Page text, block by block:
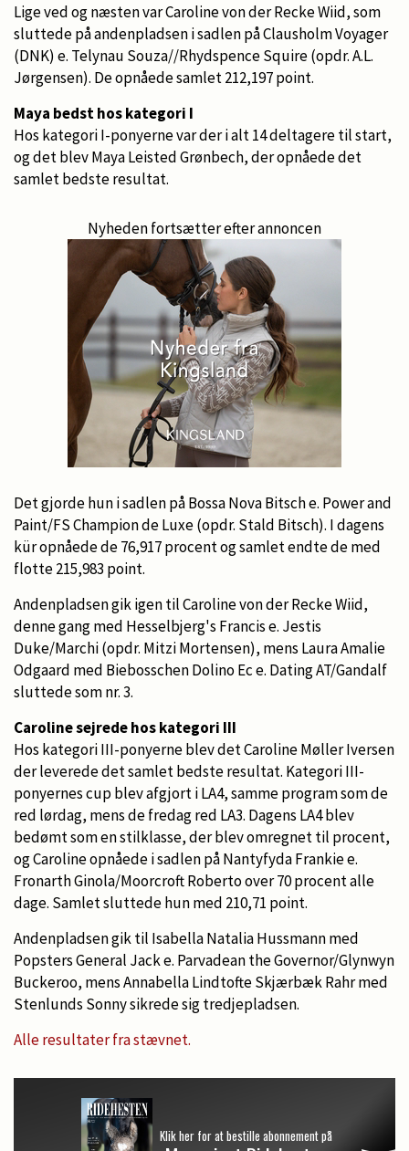
Lige ved og næsten var Caroline von der Recke Wiid, som
sluttede på andenpladsen i sadlen på Clausholm Voyager
(DNK) e. Telynau Souza//Rhydspence Squire (opdr. A.L.
Jørgensen). De opnåede samlet 212,197 point.
Maya bedst hos kategori I
Hos kategori I-ponyerne var der i alt 14 deltagere til start,
og det blev Maya Leisted Grønbech, der opnåede det
samlet bedste resultat.
Nyheden fortsætter efter annoncen
Det gjorde hun i sadlen på Bossa Nova Bitsch e. Power and
Paint/FS Champion de Luxe (opdr. Stald Bitsch). I dagens
kür opnåede de 76,917 procent og samlet endte de med
flotte 215,983 point.
Andenpladsen gik igen til Caroline von der Recke Wiid,
denne gang med Hesselbjerg's Francis e. Jestis
Duke/Marchi (opdr. Mitzi Mortensen), mens Laura Amalie
Odgaard med Biebosschen Dolino Ec e. Dating AT/Gandalf
sluttede som nr. 3.
Caroline sejrede hos kategori III
Hos kategori III-ponyerne blev det Caroline Møller Iversen
der leverede det samlet bedste resultat. Kategori III-
ponyernes cup blev afgjort i LA4, samme program som de
red lørdag, mens de fredag red LA3. Dagens LA4 blev
bedømt som en stilklasse, der blev omregnet til procent,
og Caroline opnåede i sadlen på Nantyfyda Frankie e.
Fronarth Ginola/Moorcroft Roberto over 70 procent alle
dage. Samlet sluttede hun med 210,71 point.
Andenpladsen gik til Isabella Natalia Hussmann med
Popsters General Jack e. Parvadean the Governor/Glynwyn
Buckeroo, mens Annabella Lindtofte Skjærbæk Rahr med
Stenlunds Sonny sikrede sig tredjepladsen.
Alle resultater fra stævnet.
Klik her for at bestille abonnement på